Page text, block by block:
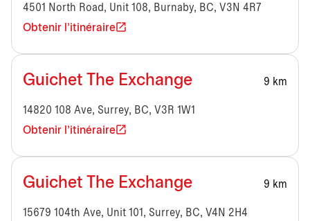
4501 North Road, Unit 108, Burnaby, BC, V3N 4R7
Obtenir l'itinéraire
Guichet The Exchange 9 km
14820 108 Ave, Surrey, BC, V3R 1W1
Obtenir l'itinéraire
Guichet The Exchange 9 km
15679 104th Ave, Unit 101, Surrey, BC, V4N 2H4